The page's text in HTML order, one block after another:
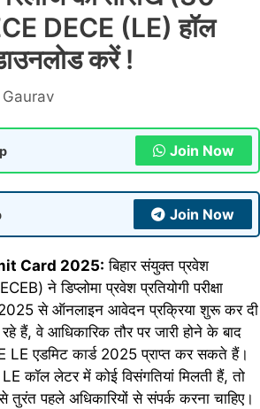
DECE (LE) हॉल
करें !
Gaurav
Join Now
Join Now
Card 2025: बिहार संयुक्त प्रवेश
ने डिप्लोमा प्रवेश प्रतियोगी परीक्षा
से ऑनलाइन आवेदन प्रक्रिया शुरू कर दी
रहे हैं, वे आधिकारिक तौर पर जारी होने के बाद
LE एडमिट कार्ड 2025 प्राप्त कर सकते हैं।
कॉल लेटर में कोई विसंगतियां मिलती हैं, तो
से तुरंत पहले अधिकारियों से संपर्क करना चाहिए।